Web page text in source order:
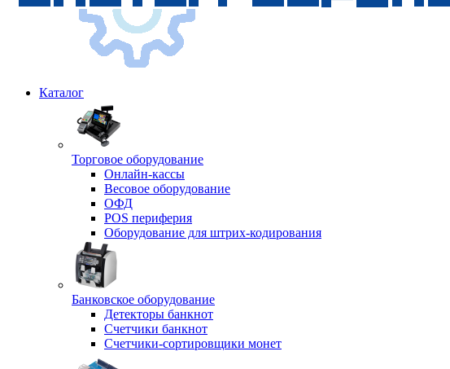
Каталог
Торговое оборудование
Онлайн-кассы
Весовое оборудование
ОФД
POS периферия
Оборудование для штрих-кодирования
Банковское оборудование
Детекторы банкнот
Счетчики банкнот
Счетчики-сортировщики монет